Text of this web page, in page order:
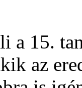
a 15.
az